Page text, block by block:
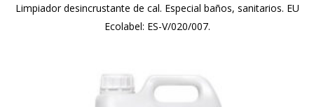
Limpiador desincrustante de cal. Especial baños, sanitarios. EU
Ecolabel: ES-V/020/007.